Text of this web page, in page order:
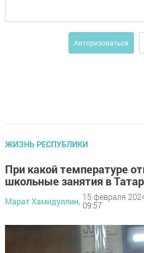
Авторизоваться
ЖИЗНЬ РЕСПУБЛИКИ
При какой температуре
школьные занятия в
Марат Хамидуллин, 15 февраля
09:57